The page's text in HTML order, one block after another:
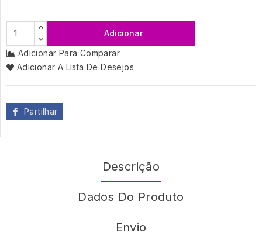
Adicionar
Adicionar Para Comparar
Adicionar A Lista De Desejos
Partilhar
Descrição
Dados Do Produto
Envio